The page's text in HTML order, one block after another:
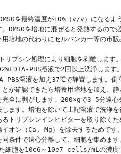
を最終濃度が10%（v/v）になるよ
を培地に混ぜると発熱するので
地の代わりにセルバンカー等の市販
プシン処理により細胞を剥離します
PBS溶液で2回以上洗浄します
溶液を加え37℃で静置します。倒
確認できたら培養用培地を加え、静
全に剥がします。200×gで3-5分遠心
す。培地を除いて上記溶液で洗浄を
リプシンインヒビターを取り除くた
ン（Ca, Mg）を除去するためです
件で遠心分離して、細胞を集めます
細胞を10e6～10e7 cells/mLの濃度